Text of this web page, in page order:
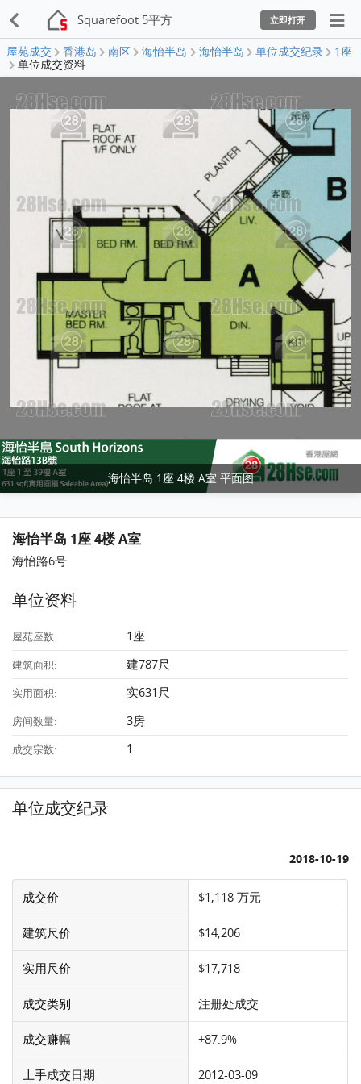
Squarefoot 5平方 立即打开
屋苑成交 香港岛 南区 海怡半岛 海怡半岛 单位成交纪录
1座
单位成交资料
海怡半岛 1座 4楼 A室 平面图
海怡半岛 1座 4楼 A室
海怡路6号
单位资料
屋苑座数: 1座
建筑面积: 建787尺
实用面积: 实631尺
房间数量: 3房
成交宗数: 1
单位成交纪录
2018-10-19
成交价 $1,118 万元
建筑尺价 $14,206
实用尺价 $17,718
成交类别 注册处成交
成交赚幅 +87.9%
上手成交日期 2012-03-09